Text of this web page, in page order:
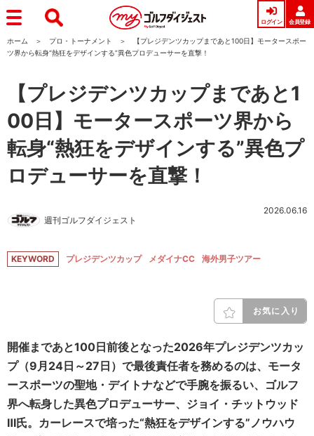
ログイン 会員登録
ホーム プロ・トーナメント
【プレジデンツカップまであと100日】モータースポー
ツ界から転身“熱狂をデザインする”異色プロデューサーを直撃！
【プレジデンツカップまであと1
00日】モータースポーツ界から
転身“熱狂をデザインする”異色プ
ロデューサーを直撃！
週刊ゴルフダイジェスト
2026.06.16
KEYWORD プレジデンツカップ メダイナCC 海外男子ツアー
お気に入り
開催まであと100日前後となった2026年プレジデンツカッ
プ（9月24日～27日）で最後責任者を務めるのは、モータ
ースポーツの聖地・デイトナなどで手腕を振るい、ゴルフ
界へ転身した異色プロデューサー、ジョイ・チットウッド
Ⅲ氏。カーレースで培った“熱狂をデザインする”ノウハウ